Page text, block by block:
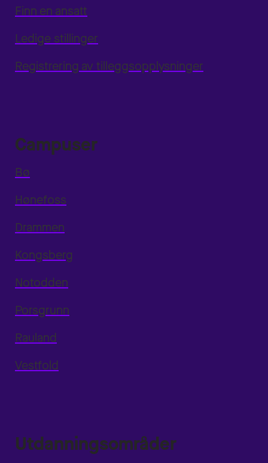
Finn en ansatt
Ledige stillinger
Registrering av tilleggsopplysninger
Campuser
Bø
Hønefoss
Drammen
Kongsberg
Notodden
Porsgrunn
Rauland
Vestfold
Utdanningsområder